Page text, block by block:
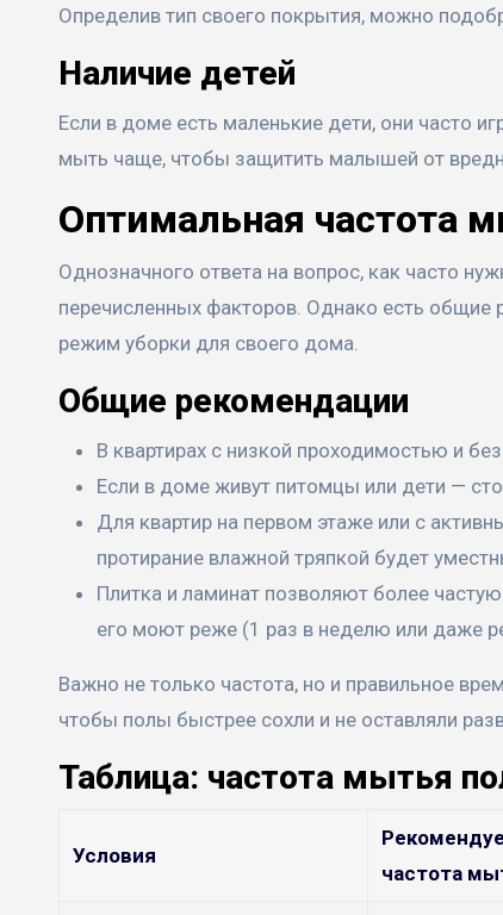
Определив тип своего покрытия, можно
Наличие детей
Если в доме есть маленькие дети, они часто
мыть чаще, чтобы защитить малышей от
Оптимальная частота
Однозначного ответа на вопрос, как часто
перечисленных факторов. Однако есть общие
режим уборки для своего дома.
Общие рекомендации
В квартирах с низкой проходимостью и
Если в доме живут питомцы или дети —
Для квартир на первом этаже или с
протирание влажной тряпкой будет
Плитка и ламинат позволяют более
его моют реже (1 раз в неделю или даже
Важно не только частота, но и правильное
чтобы полы быстрее сохли и не оставляли
Таблица: частота мытья
Условия
частота